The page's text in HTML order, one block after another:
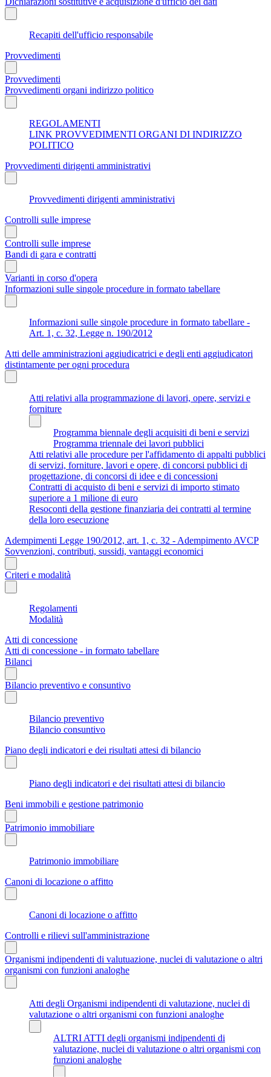
Recapiti dell'ufficio responsabile
Provvedimenti
Provvedimenti
Provvedimenti organi indirizzo politico
REGOLAMENTI
LINK PROVVEDIMENTI ORGANI DI INDIRIZZO
POLITICO
Provvedimenti dirigenti amministrativi
Provvedimenti dirigenti amministrativi
Controlli sulle imprese
Controlli sulle imprese
Bandi di gara e contratti
Varianti in corso d'opera
Informazioni sulle singole procedure in formato tabellare
Informazioni sulle singole procedure in formato tabellare -
Art. 1, c. 32, Legge n. 190/2012
Atti delle amministrazioni aggiudicatrici e degli enti aggiudicatori
distintamente per ogni procedura
Atti relativi alla programmazione di lavori, opere, servizi e
forniture
Programma biennale degli acquisiti di beni e servizi
Programma triennale dei lavori pubblici
Atti relativi alle procedure per l'affidamento di appalti pubblici
di servizi, forniture, lavori e opere, di concorsi pubblici di
progettazione, di concorsi di idee e di concessioni
Contratti di acquisto di beni e servizi di importo stimato
superiore a 1 milione di euro
Resoconti della gestione finanziaria dei contratti al termine
della loro esecuzione
Adempimenti Legge 190/2012, art. 1, c. 32 - Adempimento AVCP
Sovvenzioni, contributi, sussidi, vantaggi economici
Criteri e modalità
Regolamenti
Modalità
Atti di concessione
Atti di concessione - in formato tabellare
Bilanci
Bilancio preventivo e consuntivo
Bilancio preventivo
Bilancio consuntivo
Piano degli indicatori e dei risultati attesi di bilancio
Piano degli indicatori e dei risultati attesi di bilancio
Beni immobili e gestione patrimonio
Patrimonio immobiliare
Patrimonio immobiliare
Canoni di locazione o affitto
Canoni di locazione o affitto
Controlli e rilievi sull'amministrazione
Organismi indipendenti di valutuazione, nuclei di valutazione o altri
organismi con funzioni analoghe
Atti degli Organismi indipendenti di valutazione, nuclei di
valutazione o altri organismi con funzioni analoghe
ALTRI ATTI degli organismi indipendenti di
valutazione, nuclei di valutazione o altri organismi con
funzioni analoghe